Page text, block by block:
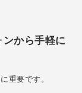
から手軽に
重要です。